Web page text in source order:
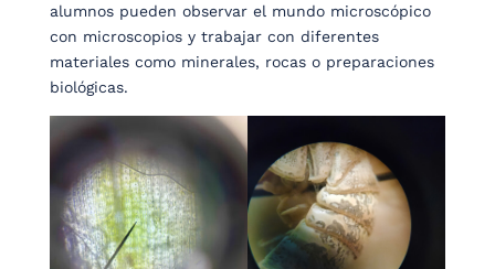
alumnos pueden observar el mundo microscópico
con microscopios y trabajar con diferentes
materiales como minerales, rocas o preparaciones
biológicas.